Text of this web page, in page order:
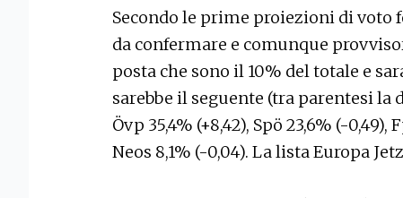
Secondo le prime proiezioni di voto
da confermare e comunque
posta che sono il 10% del totale e
sarebbe il seguente (tra parentesi la
Övp 35,4% (+8,42), Spö 23,6% (-0,49),
Neos 8,1% (-0,04). La lista Europa